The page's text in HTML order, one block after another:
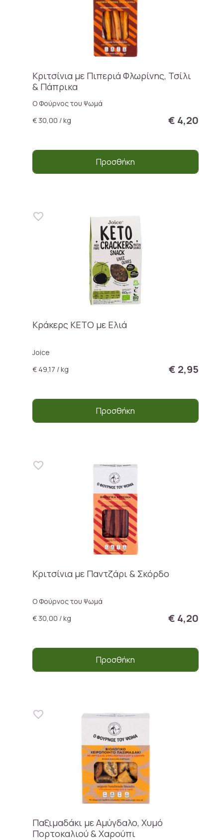
Κριτσίνια με Πιπεριά Φλωρίνης, Τσίλι
& Πάπρικα
Ο Φούρνος του Ψωμά
€ 30,00 / kg
€ 4,20
Προσθήκη
Κράκερς ΚΕΤΟ με Ελιά
Joice
€ 49,17 / kg
€ 2,95
Προσθήκη
Κριτσίνια με Παντζάρι & Σκόρδο
Ο Φούρνος του Ψωμά
€ 30,00 / kg
€ 4,20
Προσθήκη
Παξιμαδάκι με Αμύγδαλο, Χυμό
Πορτοκαλιού & Χαρούπι